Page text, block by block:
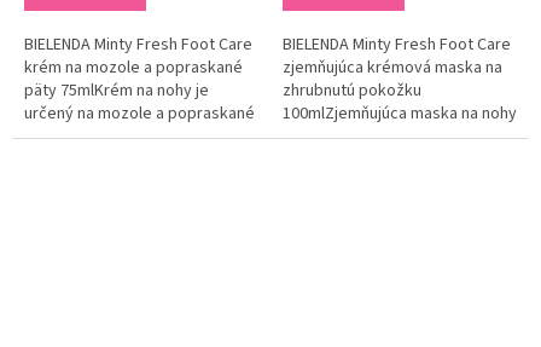
BIELENDA Minty Fresh Foot Care
krém na mozole a popraskané
päty 75mlKrém na nohy je
určený na mozole a popraskané
päty.Obsahuje špeciálnu
BIELENDA Minty Fresh Foot Care
zjemňujúca krémová maska na
zhrubnutú pokožku
100mlZjemňujúca maska na nohy
je určená na silne zhrubnutú